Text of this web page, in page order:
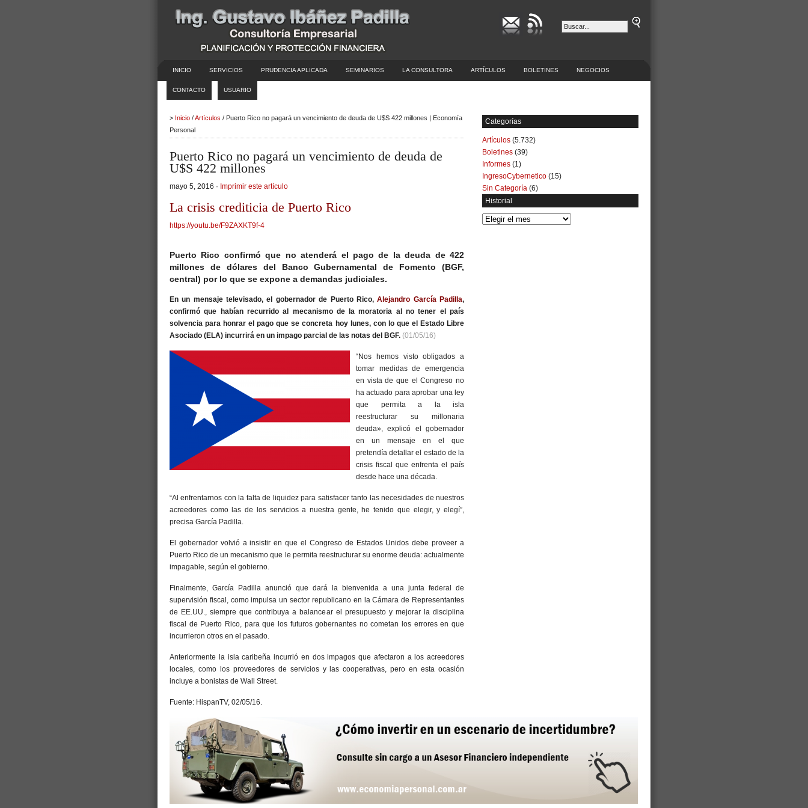
INICIO SERVICIOS PRUDENCIA APLICADA SEMINARIOS LA CONSULTORA ARTÍCULOS BOLETINES NEGOCIOS
CONTACTO USUARIO
> Inicio /Artículos / Puerto Rico no pagará un vencimiento de deuda de U$S 422 millones | Economía
Personal
Puerto Rico no pagará un vencimiento de deuda de
U$S 422 millones
mayo 5, 2016 · Imprimir este artículo
La crisis crediticia de Puerto Rico
https://youtu.be/F9ZAXKT9f-4
Puerto Rico confirmó que no atenderá el pago de la deuda de 422
millones de dólares del Banco Gubernamental de Fomento (BGF,
central) por lo que se expone a demandas judiciales.
En un mensaje televisado, el gobernador de Puerto Rico,Alejandro García Padilla,
confirmó que habían recurrido al mecanismo de la moratoria al no tener el país
solvencia para honrar el pago que se concreta hoy lunes, con lo que el Estado Libre
Asociado (ELA) incurrirá en un impago parcial de las notas del BGF. (01/05/16)
“Nos hemos visto obligados a
tomar medidas de emergencia
en vista de que el Congreso no
ha actuado para aprobar una ley
que permita a la isla
reestructurar su millonaria
deuda», explicó el gobernador
en un mensaje en el que
pretendía detallar el estado de la
crisis fiscal que enfrenta el país
desde hace una década.
“Al enfrentarnos con la falta de liquidez para satisfacer tanto las necesidades de nuestros
acreedores como las de los servicios a nuestra gente, he tenido que elegir, y elegí”,
precisa García Padilla.
El gobernador volvió a insistir en que el Congreso de Estados Unidos debe proveer a
Puerto Rico de un mecanismo que le permita reestructurar su enorme deuda: actualmente
impagable, según el gobierno.
Finalmente, García Padilla anunció que dará la bienvenida a una junta federal de
supervisión fiscal, como impulsa un sector republicano en la Cámara de Representantes
de EE.UU., siempre que contribuya a balancear el presupuesto y mejorar la disciplina
fiscal de Puerto Rico, para que los futuros gobernantes no cometan los errores en que
incurrieron otros en el pasado.
Anteriormente la isla caribeña incurrió en dos impagos que afectaron a los acreedores
locales, como los proveedores de servicios y las cooperativas, pero en esta ocasión
incluye a bonistas de Wall Street.
Fuente: HispanTV, 02/05/16.
Categorías
Artículos (5.732)
Boletines (39)
Informes (1)
IngresoCybernetico (15)
Sin Categoría (6)
Historial
Historial